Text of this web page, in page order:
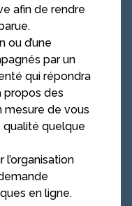
afin de rendre
ou d’une
par un
qui répondra
propos des
mesure de vous
quelque
en ligne.